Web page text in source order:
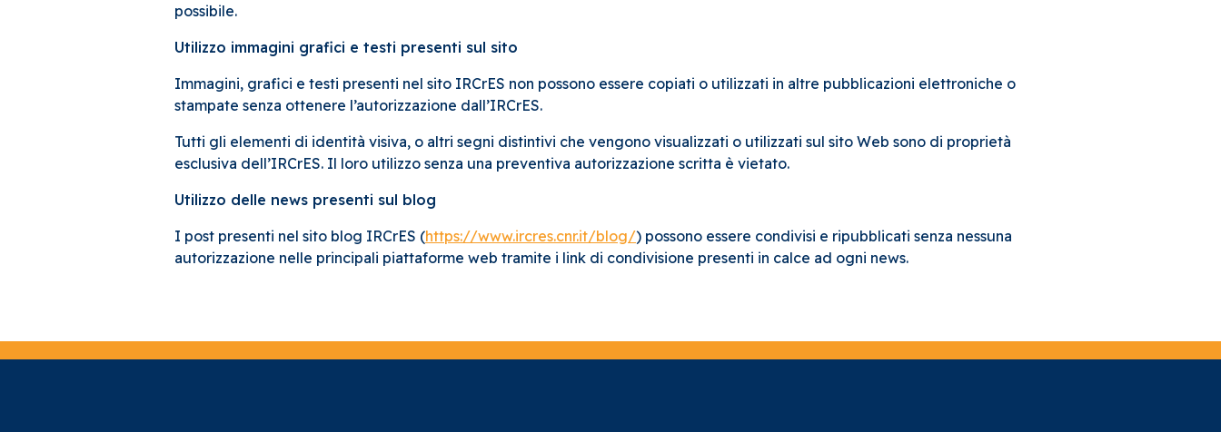
possibile.
Utilizzo immagini grafici e testi presenti sul sito
Immagini, grafici e testi presenti nel sito IRCrES non possono essere copiati o utilizzati in altre pubblicazioni elettroniche o
stampate senza ottenere l’autorizzazione dall’IRCrES.
Tutti gli elementi di identità visiva, o altri segni distintivi che vengono visualizzati o utilizzati sul sito Web sono di proprietà
esclusiva dell’IRCrES. Il loro utilizzo senza una preventiva autorizzazione scritta è vietato.
Utilizzo delle news presenti sul blog
I post presenti nel sito blog IRCrES (https://www.ircres.cnr.it/blog/) possono essere condivisi e ripubblicati senza nessuna
autorizzazione nelle principali piattaforme web tramite i link di condivisione presenti in calce ad ogni news.